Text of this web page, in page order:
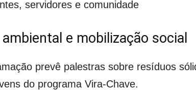
servidores e comunidade
e mobilização social
prevê palestras sobre resíduos
do programa Vira-Chave.